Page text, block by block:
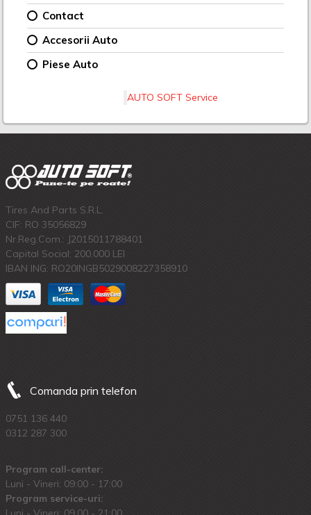
Contact
Accesorii Auto
Piese Auto
AUTO SOFT Service
Tires And Parts S.R.L.
CIF: RO 35056829
Nr.Reg.Com.: J2015011788401
Capital Social: 200.000 LEI
IBAN ING: RO20INGB5029008227358910
Comanda prin telefon
0751 136 440
0312 287 300
Program call-center:
Luni - Vineri: 09:00 - 17:00
Program service-uri: